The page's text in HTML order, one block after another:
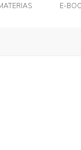
E-